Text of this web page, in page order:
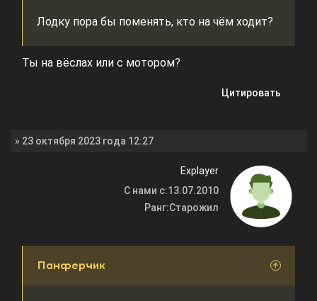
Лодку пора бы поменять, кто на чём ходит?
Ты на вёслах или с мотором?
Цитировать
» 23 октября 2023 года 12:27
Explayer
С нами с:13.07.2010
Ранг:Старожил
Панферчик